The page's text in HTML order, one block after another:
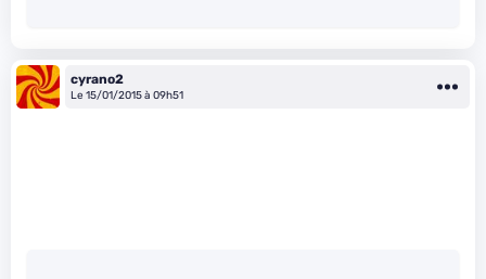
cyrano2
Le 15/01/2015 à 09h51